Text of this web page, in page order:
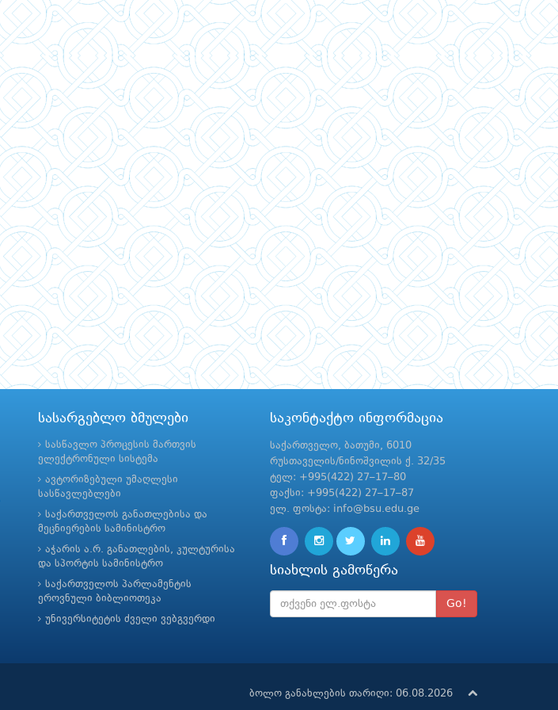
სასარგებლო ბმულები
სასწავლო პროცესის მართვის
ელექტრონული სისტემა
ავტორიზებული უმაღლესი
სასწავლებლები
საქართველოს განათლებისა და
მეცნიერების სამინისტრო
აჭარის ა.რ. განათლების, კულტურისა
და სპორტის სამინისტრო
საქართველოს პარლამენტის
ეროვნული ბიბლიოთეკა
უნივერსიტეტის ძველი ვებგვერდი
საკონტაქტო ინფორმაცია
საქართველო, ბათუმი, 6010
რუსთაველის/ნინოშვილის ქ. 32/35
ტელ: +995(422) 27–17–80
ფაქსი: +995(422) 27–17–87
ელ. ფოსტა: info@bsu.edu.ge
სიახლის გამოწერა
Go!
ბოლო განახლების თარიღი: 06.08.2026